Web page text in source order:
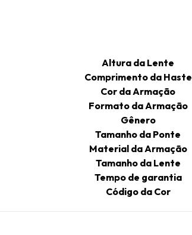
Altura da Lente
Comprimento da Haste
Cor da Armação
Formato da Armação
Gênero
Tamanho da Ponte
Material da Armação
Tamanho da Lente
Tempo de garantia
Código da Cor